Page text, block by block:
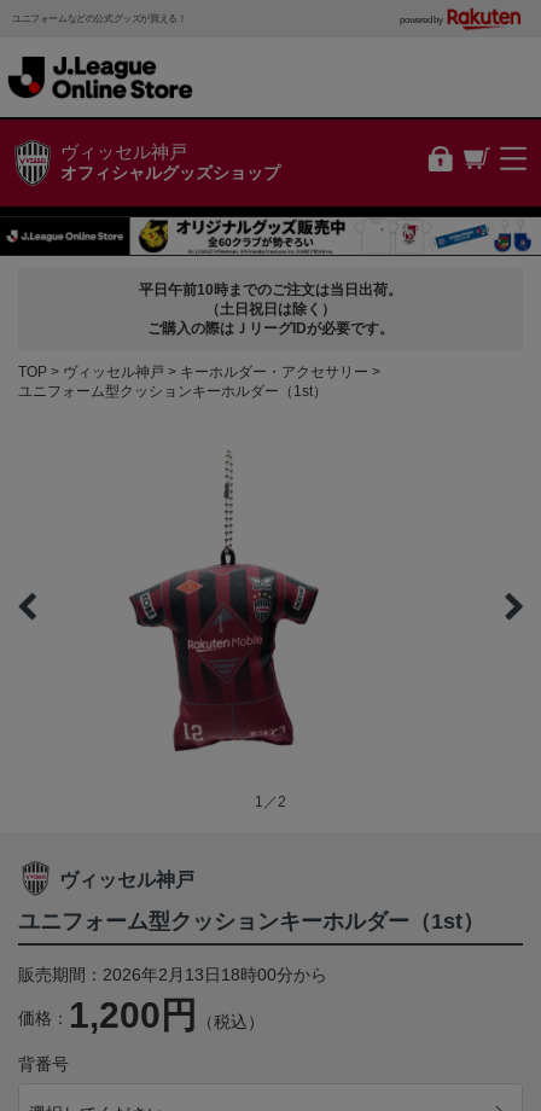
ユニフォームなどの公式グッズが買える！ powered by
ヴィッセル神戸
オフィシャルグッズショップ
平日午前10時までのご注文は当日出荷。
（土日祝日は除く）
ご購入の際はＪリーグIDが必要です。
TOP ヴィッセル神戸
キーホルダー・アクセサリー
ユニフォーム型クッションキーホルダー（1st）
1／2
ヴィッセル神戸
ユニフォーム型クッションキーホルダー（1st）
販売期間：2026年2月13日18時00分から
価格： 1,200円 （税込）
背番号